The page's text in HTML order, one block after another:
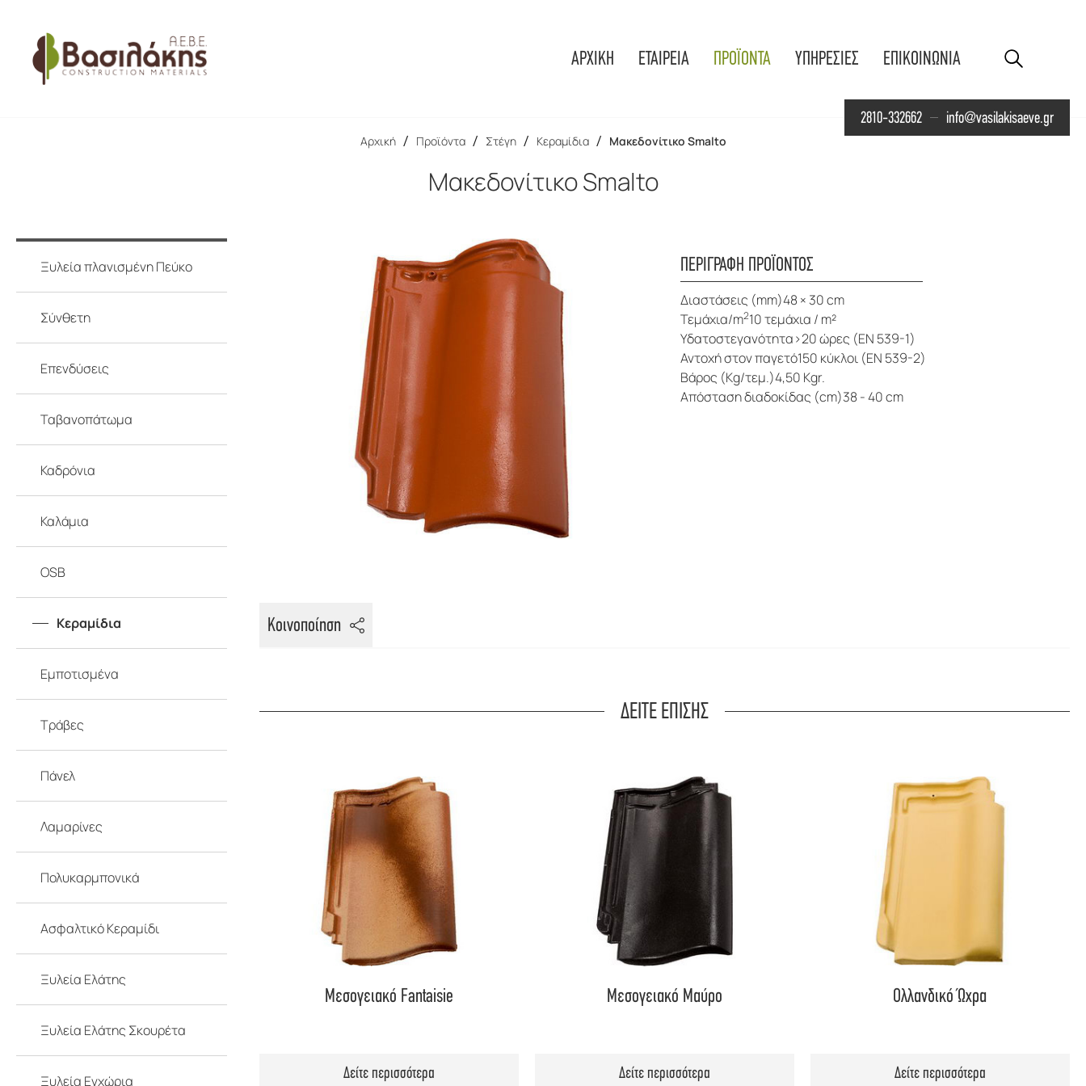
ΑΡΧΙΚΗ ΕΤΑΙΡΕΙΑ ΠΡΟΪΟΝΤΑ ΥΠΗΡΕΣΙΕΣ ΕΠΙΚΟΙΝΩΝΙΑ
ΟΙΚΟΔΟΜΙΚΗ ΞΥΛΕΙΑ
2810-332662 info@vasilakisaeve.gr
Αρχική / Προϊόντα / Στέγη / Κεραμίδια / Μακεδονίτικο Smalto
Μακεδονίτικο Smalto
Ξυλεία πλανισμένη Πεύκο
Σύνθετη
Επενδύσεις
Ταβανοπάτωμα
Καδρόνια
Καλάμια
OSB
Κεραμίδια
Εμποτισμένα
Τράβες
Πάνελ
Λαμαρίνες
Πολυκαρμπονικά
Ασφαλτικό Κεραμίδι
Ξυλεία Ελάτης
Ξυλεία Ελάτης Σκουρέτα
Ξυλεία Εγχώρια
ΠΕΡΙΓΡΑΦΗ ΠΡΟΪΟΝΤΟΣ
Διαστάσεις (mm)48 × 30 cm
Τεμάχια/m210 τεμάχια / m²
Υδατοστεγανότητα>20 ώρες (EN 539-1)
Αντοχή στον παγετό150 κύκλοι (EN 539-2)
Βάρος (Kg/τεμ.)4,50 Kgr.
Απόσταση διαδοκίδας (cm)38 - 40 cm
Κοινοποίηση
ΔΕΙΤΕ ΕΠΙΣΗΣ
Μεσογειακό Fantaisie
Δείτε περισσότερα
Μεσογειακό Μαύρο
Δείτε περισσότερα
Ολλανδικό Ώχρα
Δείτε περισσότερα